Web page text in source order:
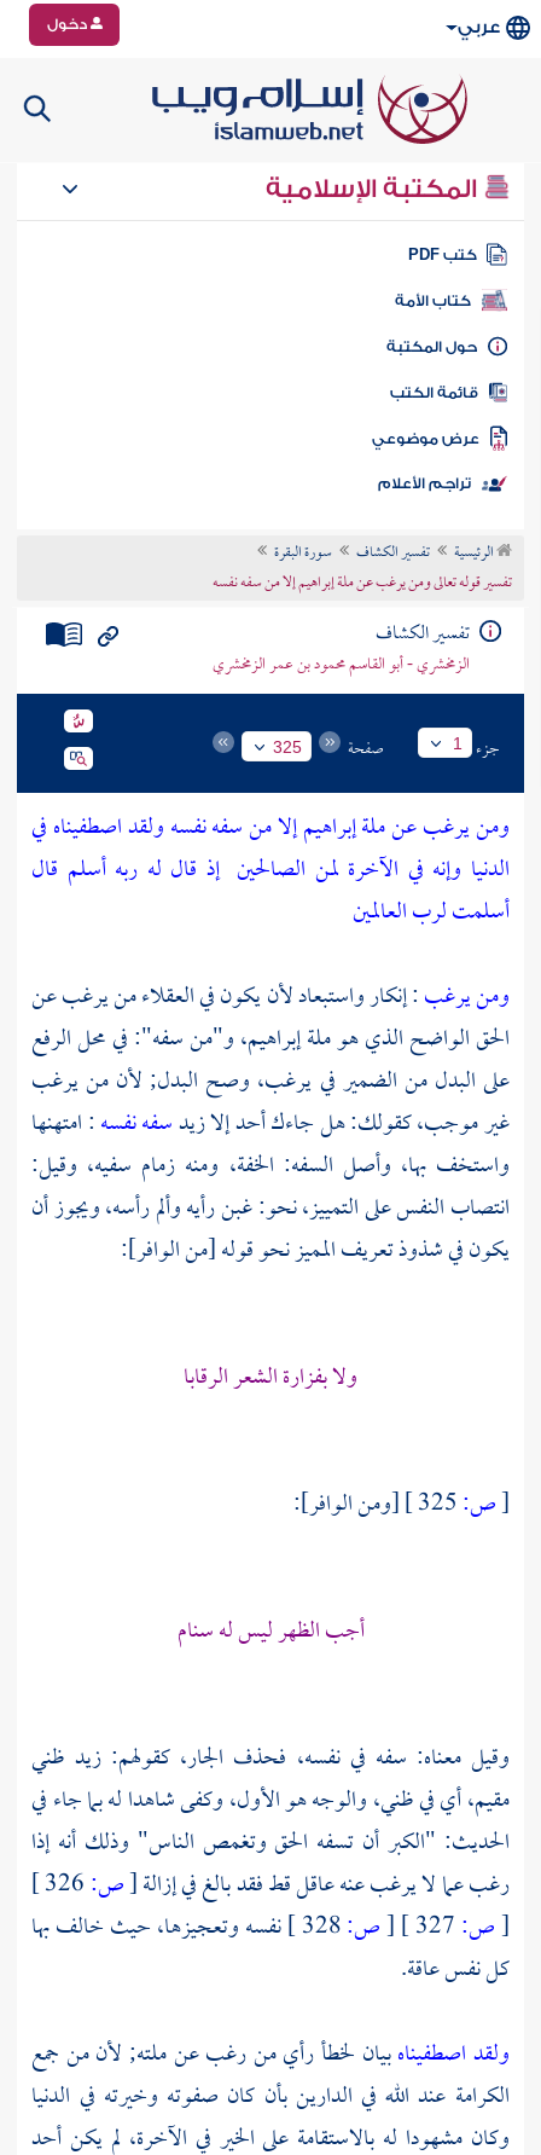
عربي دخول
المكتبة الإسلامية
كتب PDF
كتاب الأمة
المكتبة
الكتب
موضوعي
تراجم الأعلام
الرئيسية تفسير الكشاف
سورة البقرة
تفسير قوله تعالى ومن يرغب عن ملة إبراهيم إلا من سفه نفسه
تفسير الكشاف
الزمخشري - أبو القاسم محمود بن عمر الزمخشري
جزء 1 صفحة 325
ومن يرغب عن ملة إبراهيم إلا من سفه نفسه ولقد اصطفيناه في
الدنيا وإنه في الآخرة لمن الصالحين إذ قال له ربه أسلم قال
أسلمت لرب العالمين
ومن يرغب: إنكار واستبعاد لأن يكون في العقلاء من يرغب عن
الحق الواضح الذي هو ملةإبراهيم،و"من سفه": في محل الرفع
على البدل من الضمير في يرغب، وصح البدل; لأن من يرغب
غير موجب، كقولك: هل جاءك أحد إلا زيدسفه نفسه: امتهنها
واستخف بها، وأصل السفه: الخفة، ومنه زمام سفيه، وقيل:
انتصاب النفس على التمييز، نحو: غبن رأيه وألم رأسه، ويجوز أن
يكون في شذوذ تعريف المميز نحو قوله [من الوافر]:
ولا بفزارة الشعر الرقابا
[ص: [ومن الوافر]:
أجب الظهر ليس له سنام
وقيل معناه: سفه في نفسه، فحذف الجار، كقولهم: زيد ظني
مقيم، أي في ظني، والوجه هو الأول، وكفى شاهدا له بما جاء في
الحديث: "الكبر أن تسفه الحق وتغمص الناس" وذلك أنه إذا
رغب عما لا يرغب عنه عاقل قط فقد بالغ في إزالة[ص:
[ص: [ص:
نفسه وتعجيزها، حيث خالف بها
كل نفس عاقة.
ولقد اصطفيناهبيان لخطأ رأي من رغب عن ملته; لأن من جمع
الكرامة عند الله في الدارين بأن كان صفوته وخيرته في الدنيا
وكان مشهودا له بالاستقامة على الخير في الآخرة، لم يكن أحد